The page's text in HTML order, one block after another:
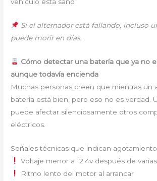
Si el alternador está fallando, incluso
puede morir en días.
Cómo detectar una batería que ya no
aunque todavía encienda
Muchas personas creen que mientras un
batería está bien, pero eso no es verdad.
puede afectar silenciosamente otros
eléctricos.
Señales técnicas que indican
Voltaje menor a 12.4v después de
Ritmo lento del motor al arrancar